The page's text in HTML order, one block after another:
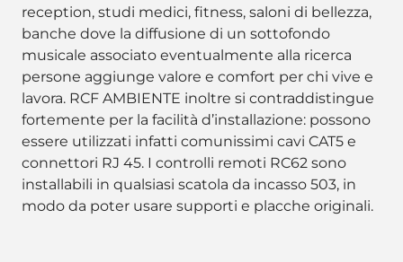
reception, studi medici, fitness, saloni di bellezza,
banche dove la diffusione di un sottofondo
musicale associato eventualmente alla ricerca
persone aggiunge valore e comfort per chi vive e
lavora. RCF AMBIENTE inoltre si contraddistingue
fortemente per la facilità d’installazione: possono
essere utilizzati infatti comunissimi cavi CAT5 e
connettori RJ 45. I controlli remoti RC62 sono
installabili in qualsiasi scatola da incasso 503, in
modo da poter usare supporti e placche originali.